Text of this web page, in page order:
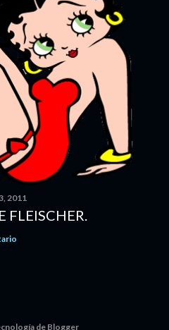
2011
FLEISCHER.
de Blogger